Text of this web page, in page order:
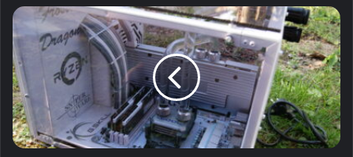
Frosted
Dragon